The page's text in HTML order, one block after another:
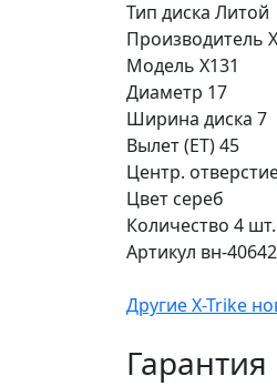
Тип диска Литой
Производитель
Модель X131
Диаметр 17
Ширина диска 7
Вылет (ET)45
Центр.
Цвет сереб
Количество 4 шт.
Артикул вн-40642
Другие X-Trike